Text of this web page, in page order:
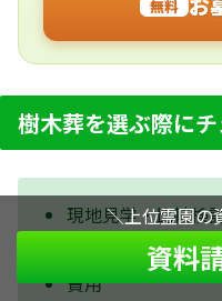
無料
樹木葬を選ぶ際に
現地見学・比較検
立地・交通アクセ
費用
＼上位霊園の
資料